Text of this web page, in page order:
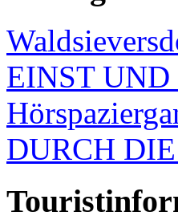
EINST UND
DURCH